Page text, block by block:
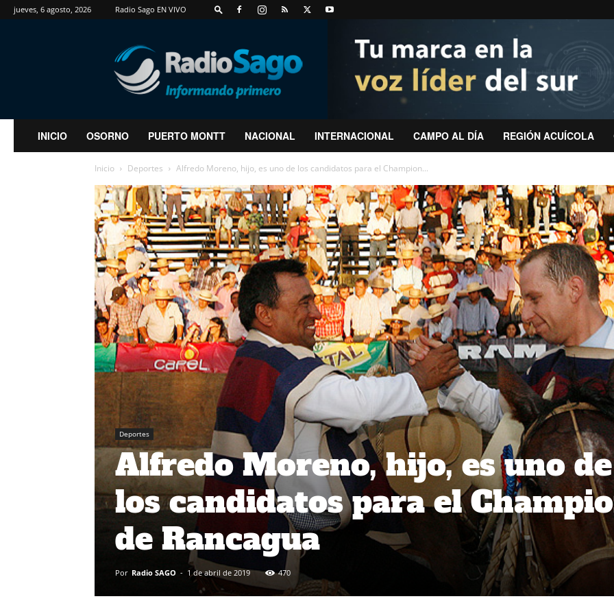
jueves, 6 agosto, 2026 Radio Sago EN VIVO
RadioSago
INICIO OSORNO PUERTO MONTT NACIONAL INTERNACIONAL CAMPO AL DÍA REGIÓN ACUÍCOLA
Inicio Deportes Alfredo Moreno, hijo, es uno de los candidatos para el Champion...
Deportes
Alfredo Moreno, hijo, es uno de
los candidatos para el
de Rancagua
Por Radio SAGO - 1 de abril de 2019 470